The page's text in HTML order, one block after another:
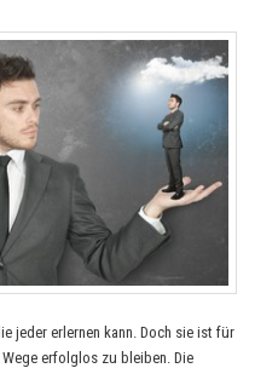
jeder erlernen kann. Doch sie ist für
erfolglos zu bleiben. Die